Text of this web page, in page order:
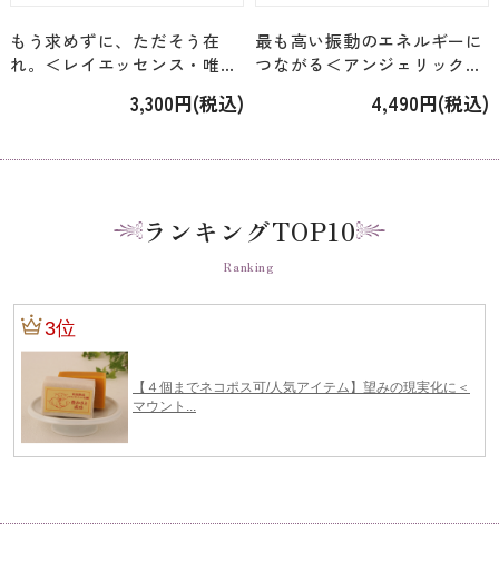
もう求めずに、ただそう在
れ。＜レイエッセンス・唯我
3,300円(税込)
最も高い振動のエネルギーに
つながる＜アンジェリック・
4,490円(税込)
ランキングTOP10
Ranking